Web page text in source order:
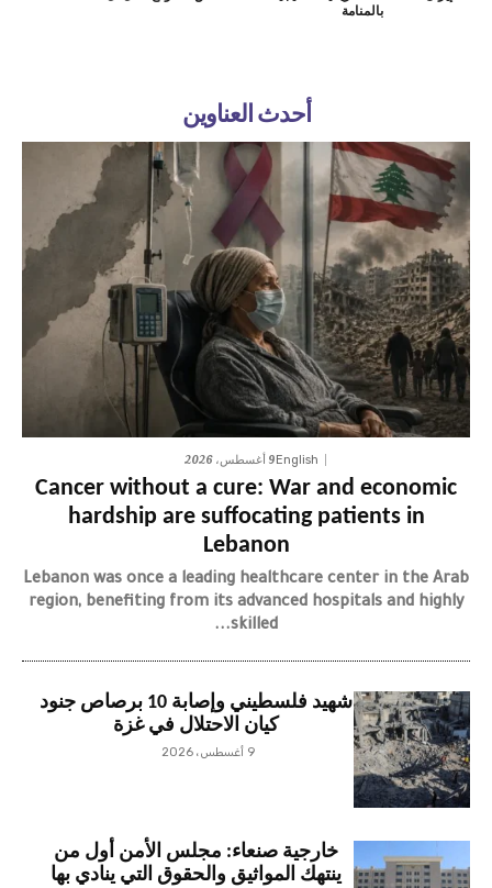
بالمنامة
أحدث العناوين
English9 أغسطس، 2026
Cancer without a cure: War and economic
hardship are suffocating patients in
Lebanon
Lebanon was once a leading healthcare center in the Arab
region, benefiting from its advanced hospitals and highly
skilled...
شهيد فلسطيني وإصابة 10 برصاص جنود
كيان الاحتلال في غزة
9 أغسطس، 2026
خارجية صنعاء: مجلس الأمن أول من
ينتهك المواثيق والحقوق التي ينادي بها